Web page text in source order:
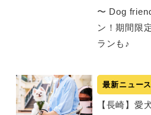
〜 Dog
ン！期間限
ランも♪
最新ニュース
【長崎】愛